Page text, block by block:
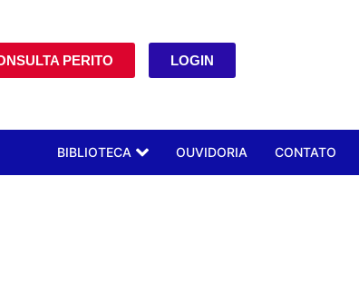
PERITO LOGIN
BIBLIOTECA OUVIDORIA CONTATO